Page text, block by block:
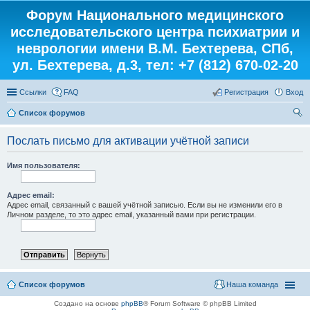
Форум Национального медицинского
исследовательского центра психиатрии и
неврологии имени В.М. Бехтерева, СПб,
ул. Бехтерева, д.3, тел: +7 (812) 670-02-20
Ссылки FAQ Вход
Регистрация
Список форумов
Послать письмо для активации учётной записи
Имя пользователя:
Адрес email:
Адрес email, связанный с вашей учётной записью. Если вы не изменили его в
Личном разделе, то это адрес email, указанный вами при регистрации.
Список форумов Наша команда
Создано на основе phpBB® Forum Software © phpBB Limited